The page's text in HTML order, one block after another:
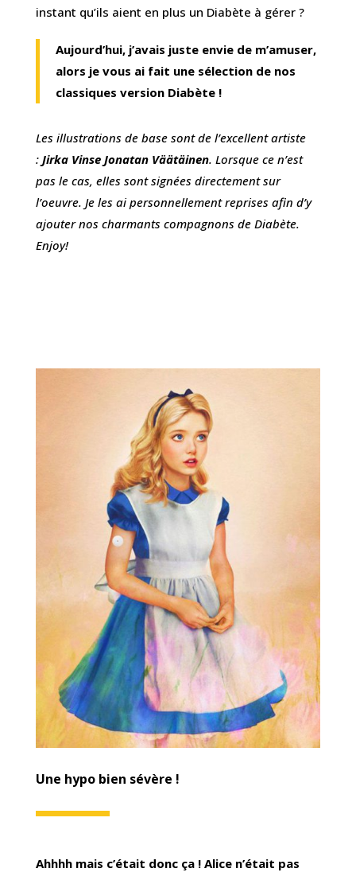
instant qu’ils aient en plus un Diabète à gérer ?
Aujourd’hui, j’avais juste envie de m’amuser,
alors je vous ai fait une sélection de nos
classiques version Diabète !
Les illustrations de base sont de l’excellent artiste
: Jirka Vinse Jonatan Väätäinen. Lorsque ce n’est
pas le cas, elles sont signées directement sur
l’oeuvre. Je les ai personnellement reprises afin d’y
ajouter nos charmants compagnons de Diabète.
Enjoy!
Une hypo bien sévère !
Ahhhh mais c’était donc ça ! Alice n’était pas